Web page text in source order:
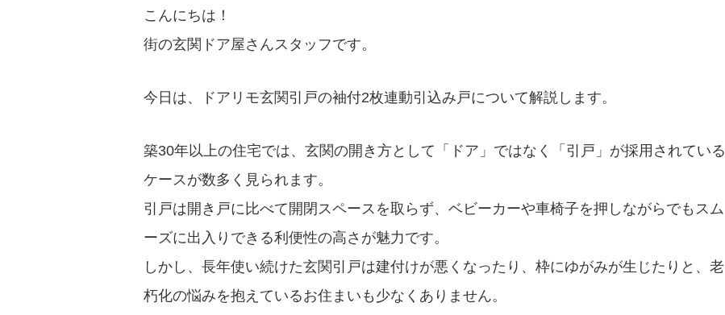
こんにちは！
街の玄関ドア屋さんスタッフです。
今日は、ドアリモ玄関引戸の袖付2枚連動引込み戸について解説します。
築30年以上の住宅では、玄関の開き方として「ドア」ではなく「引戸」が採用されている
ケースが数多く見られます。
引戸は開き戸に比べて開閉スペースを取らず、ベビーカーや車椅子を押しながらでもスム
ーズに出入りできる利便性の高さが魅力です。
しかし、長年使い続けた玄関引戸は建付けが悪くなったり、枠にゆがみが生じたりと、老
朽化の悩みを抱えているお住まいも少なくありません。